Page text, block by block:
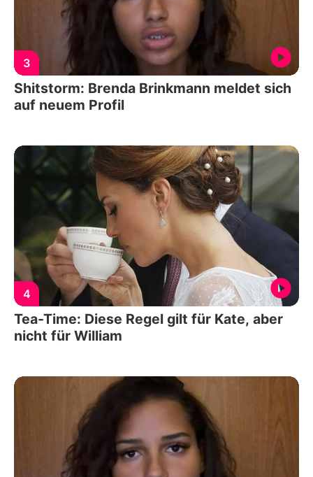
3
Shitstorm: Brenda Brinkmann meldet sich
auf neuem Profil
4
Tea-Time: Diese Regel gilt für Kate, aber
nicht für William